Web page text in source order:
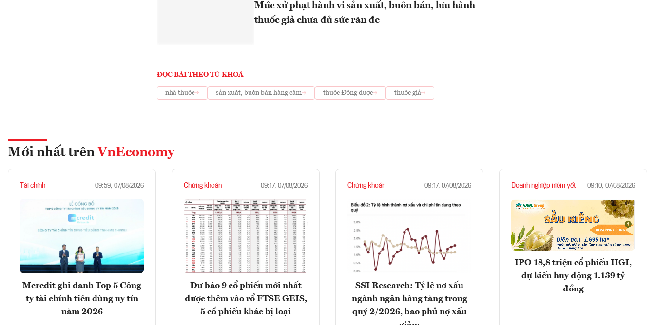
Mức xử phạt hành vi sản xuất, buôn bán, lưu hành
thuốc giả chưa đủ sức răn đe
ĐỌC BÀI THEO TỪ KHOÁ
nhà thuốc sản xuất, buôn bán hàng cấm thuốc Đông dược thuốc giả
Mới nhất trên VnEconomy
Tài chính 09:59, 07/08/2026
Mcredit ghi danh Top 5 Công
ty tài chính tiêu dùng uy tín
năm 2026
Chứng khoán 09:17, 07/08/2026
Dự báo 9 cổ phiếu mới nhất
được thêm vào rổ FTSE GEIS,
5 cổ phiếu khác bị loại
Chứng khoán 09:17, 07/08/2026
SSI Research: Tỷ lệ nợ xấu
ngành ngân hàng tăng trong
quý 2/2026, bao phủ nợ xấu
Doanh nghiệp niêm yết 09:10, 07/08/2026
IPO 18,8 triệu cổ phiếu HGI,
dự kiến huy động 1.139 tỷ
đồng